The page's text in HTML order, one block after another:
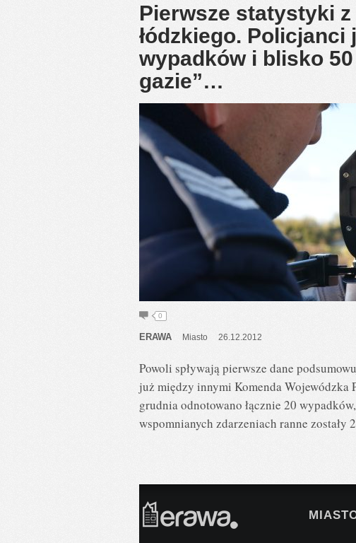
Pierwsze statystyki
łódzkiego.
wypadków i blisko
gazie”…
0
ERAWA Miasto 26.12.2012
Powoli spływają pierwsze dane
już między innymi Komenda Wojewódzka
grudnia odnotowano łącznie 20
wspomnianych zdarzeniach ranne